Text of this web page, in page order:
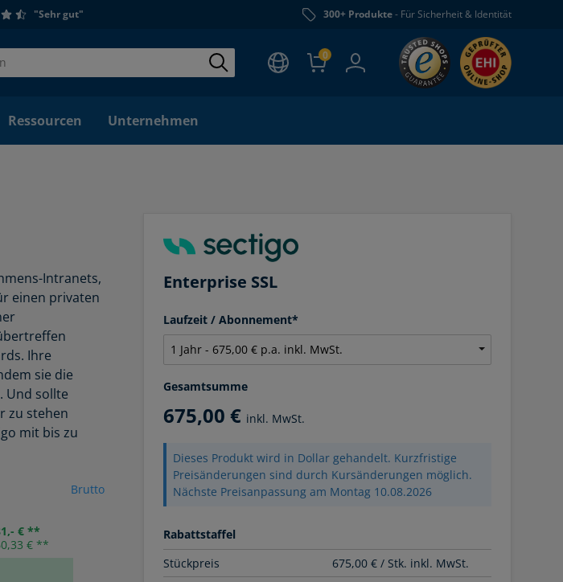
"Sehr gut" 300+ Produkte- Für Sicherheit & Identität
0
Ressourcen Unternehmen
Intranets,
einen privaten
Ihre
sie die
Und sollte
zu stehen
mit bis zu
Brutto
€ **
€ **
Enterprise SSL
Laufzeit / Abonnement*
Gesamtsumme
675,00 € inkl. MwSt.
Dieses Produkt wird in Dollar gehandelt. Kurzfristige
Preisänderungen sind durch Kursänderungen möglich.
Nächste Preisanpassung am Montag 10.08.2026
Rabattstaffel
Stückpreis
675,00 € / Stk. inkl. MwSt.